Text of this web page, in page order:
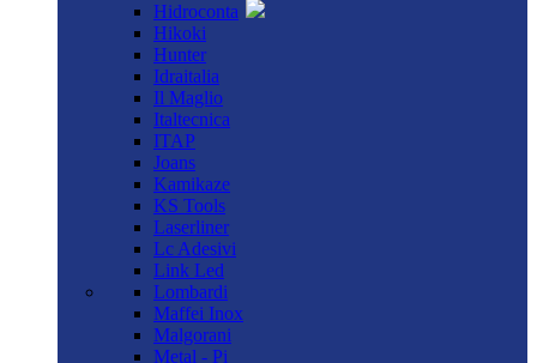
Hidroconta
Hikoki
Hunter
Idraitalia
Il Maglio
Italtecnica
ITAP
Joans
Kamikaze
KS Tools
Laserliner
Lc Adesivi
Link Led
Lombardi
Maffei Inox
Malgorani
Metal - Pi